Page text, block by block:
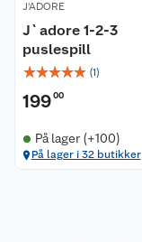
J'ADORE
J`adore 1-2-3
puslespill
☆☆☆☆☆ (1)
19900
På lager (+100)
På lager i 32 butikker
Kundeservice